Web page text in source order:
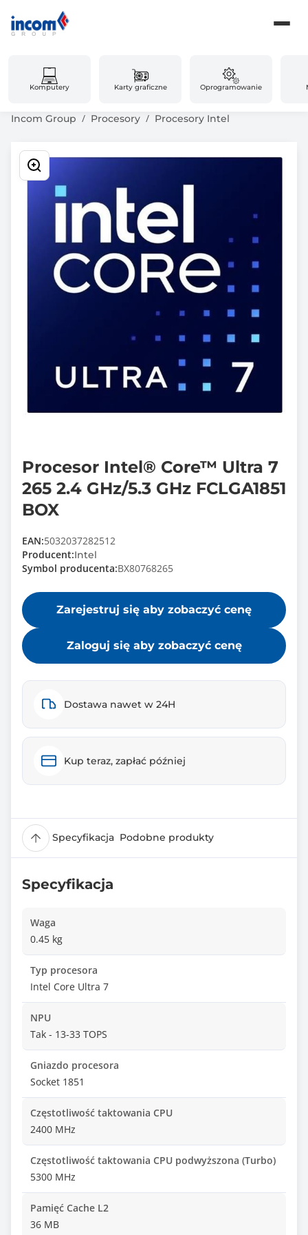
Komputery Karty graficzne Oprogramowanie
Incom Group Procesory Procesory Intel
Procesor Intel® Core™ Ultra 7
265 2.4 GHz/5.3 GHz FCLGA1851
BOX
EAN:5032037282512
Producent:Intel
Symbol producenta:BX80768265
Zarejestruj się aby zobaczyć cenę
Zaloguj się aby zobaczyć cenę
Dostawa nawet w 24H
Kup teraz, zapłać później
Specyfikacja Podobne produkty
Specyfikacja
Waga
0.45 kg
Typ procesora
Intel Core Ultra 7
NPU
Tak - 13-33 TOPS
Gniazdo procesora
Socket 1851
Częstotliwość taktowania CPU
2400 MHz
Częstotliwość taktowania CPU podwyższona (Turbo)
5300 MHz
Pamięć Cache L2
36 MB